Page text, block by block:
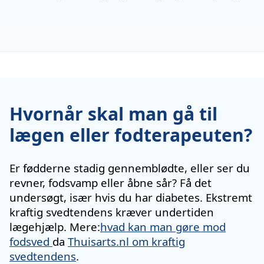
Hvornår skal man gå til
lægen eller fodterapeuten?
Er fødderne stadig gennemblødte, eller ser du
revner, fodsvamp eller åbne sår? Få det
undersøgt, især hvis du har diabetes. Ekstremt
kraftig svedtendens kræver undertiden
lægehjælp. Mere:hvad kan man gøre mod
fodsved da Thuisarts.nl om kraftig
svedtendens.